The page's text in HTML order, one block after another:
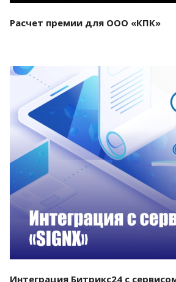
Расчет премии для ООО «КПК»
Смотреть проект
Интеграция Битрикс24 с